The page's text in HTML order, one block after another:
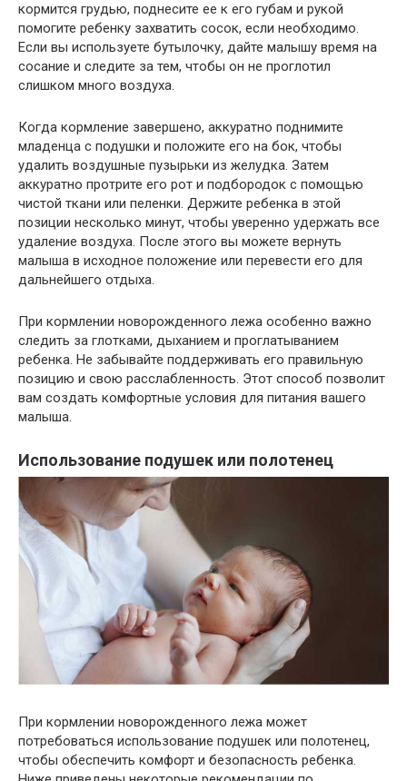
кормится грудью, поднесите ее к его губам и рукой
помогите ребенку захватить сосок, если необходимо.
Если вы используете бутылочку, дайте малышу время на
сосание и следите за тем, чтобы он не проглотил
слишком много воздуха.
Когда кормление завершено, аккуратно поднимите
младенца с подушки и положите его на бок, чтобы
удалить воздушные пузырьки из желудка. Затем
аккуратно протрите его рот и подбородок с помощью
чистой ткани или пеленки. Держите ребенка в этой
позиции несколько минут, чтобы уверенно удержать все
удаление воздуха. После этого вы можете вернуть
малыша в исходное положение или перевести его для
дальнейшего отдыха.
При кормлении новорожденного лежа особенно важно
следить за глотками, дыханием и проглатыванием
ребенка. Не забывайте поддерживать его правильную
позицию и свою расслабленность. Этот способ позволит
вам создать комфортные условия для питания вашего
малыша.
Использование подушек или полотенец
При кормлении новорожденного лежа может
потребоваться использование подушек или полотенец,
чтобы обеспечить комфорт и безопасность ребенка.